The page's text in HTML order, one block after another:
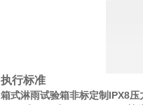
执行标准
箱式淋雨试验箱非标定制IPX8压